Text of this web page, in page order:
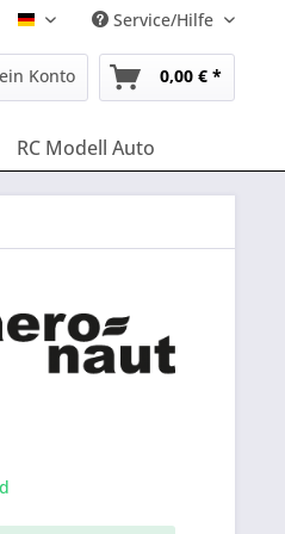
Deutsch Service/Hilfe
Konto 0,00 € *
RC Modell Auto